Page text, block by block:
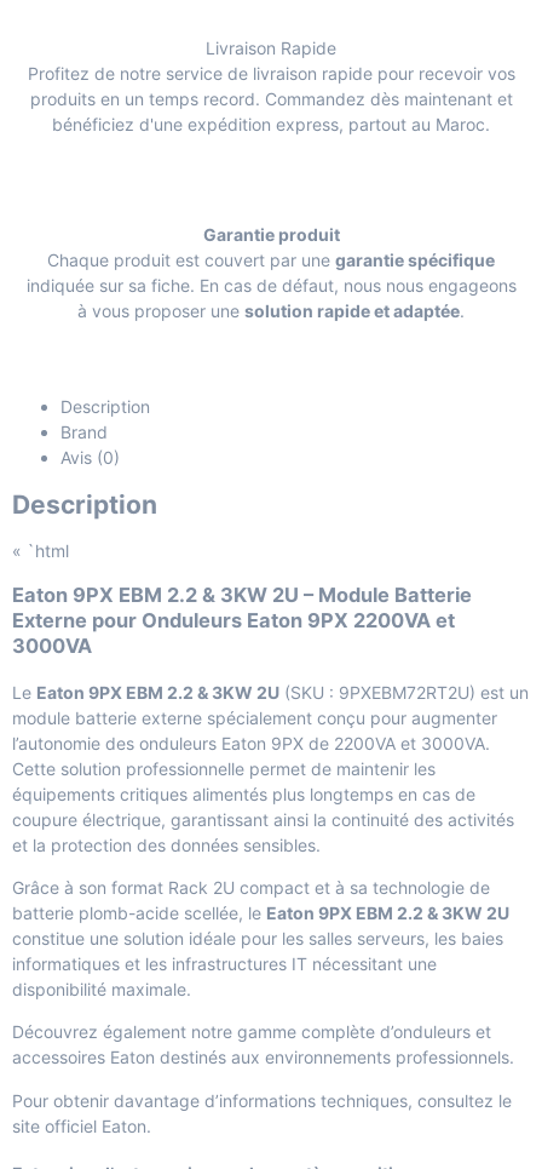
Livraison Rapide
Profitez de notre service de livraison rapide pour recevoir vos
produits en un temps record. Commandez dès maintenant et
bénéficiez d'une expédition express, partout au Maroc.
Garantie produit
Chaque produit est couvert par une garantie spécifique
indiquée sur sa fiche. En cas de défaut, nous nous engageons
à vous proposer une solution rapide et adaptée.
Description
Brand
Avis (0)
Description
« `html
Eaton 9PX EBM 2.2 & 3KW 2U – Module Batterie
Externe pour Onduleurs Eaton 9PX 2200VA et
3000VA
Le Eaton 9PX EBM 2.2 & 3KW 2U (SKU : 9PXEBM72RT2U) est un
module batterie externe spécialement conçu pour augmenter
l’autonomie des onduleurs Eaton 9PX de 2200VA et 3000VA.
Cette solution professionnelle permet de maintenir les
équipements critiques alimentés plus longtemps en cas de
coupure électrique, garantissant ainsi la continuité des activités
et la protection des données sensibles.
Grâce à son format Rack 2U compact et à sa technologie de
batterie plomb-acide scellée, le Eaton 9PX EBM 2.2 & 3KW 2U
constitue une solution idéale pour les salles serveurs, les baies
informatiques et les infrastructures IT nécessitant une
disponibilité maximale.
Découvrez également notre gamme complète d’onduleurs et
accessoires Eaton destinés aux environnements professionnels.
Pour obtenir davantage d’informations techniques, consultez le
site officiel Eaton.